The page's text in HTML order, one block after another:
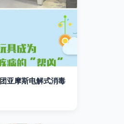
亚摩斯电解式消毒